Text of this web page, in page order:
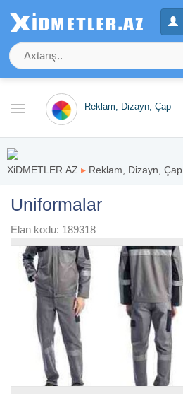
Reklam, Dizayn, Çap
XiDMETLER.AZ ▸ Reklam, Dizayn, Çap
Uniformalar
Elan kodu: 189318